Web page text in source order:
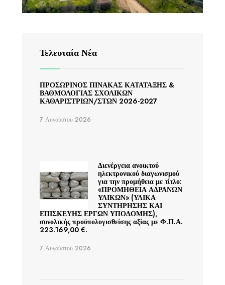
Τελευταία Νέα
ΠΡΟΣΩΡΙΝΟΣ ΠΙΝΑΚΑΣ ΚΑΤΑΤΑΞΗΣ &
ΒΑΘΜΟΛΟΓΙΑΣ ΣΧΟΛΙΚΩΝ
ΚΑΘΑΡΙΣΤΡΙΩΝ/ΣΤΩΝ 2026-2027
7 Αυγούστου 2026
Διενέργεια ανοικτού
ηλεκτρονικού διαγωνισμού
για την προμήθεια με τίτλο:
«ΠΡΟΜΗΘΕΙΑ ΑΔΡΑΝΩΝ
ΥΛΙΚΩΝ» (ΥΛΙΚΑ
ΣΥΝΤΗΡΗΣΗΣ ΚΑΙ
ΕΠΙΣΚΕΥΗΣ ΕΡΓΩΝ ΥΠΟΔΟΜΗΣ),
συνολικής προϋπολογισθείσης αξίας με Φ.Π.Α.
223.169,00 €.
7 Αυγούστου 2026